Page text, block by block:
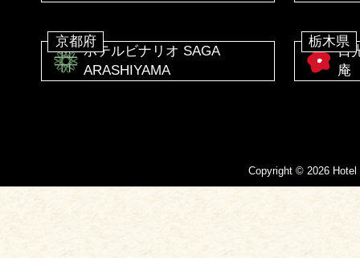
京都府
ホテルビナリオ SAGA
ARASHIYAMA
栃木県
日
庵
Copyright © 2026